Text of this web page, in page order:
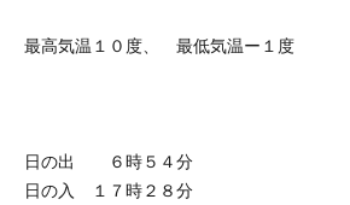
最高気温１０度、 最低気温ー１度
日の出 ６時５４分
日の入 １７時２８分